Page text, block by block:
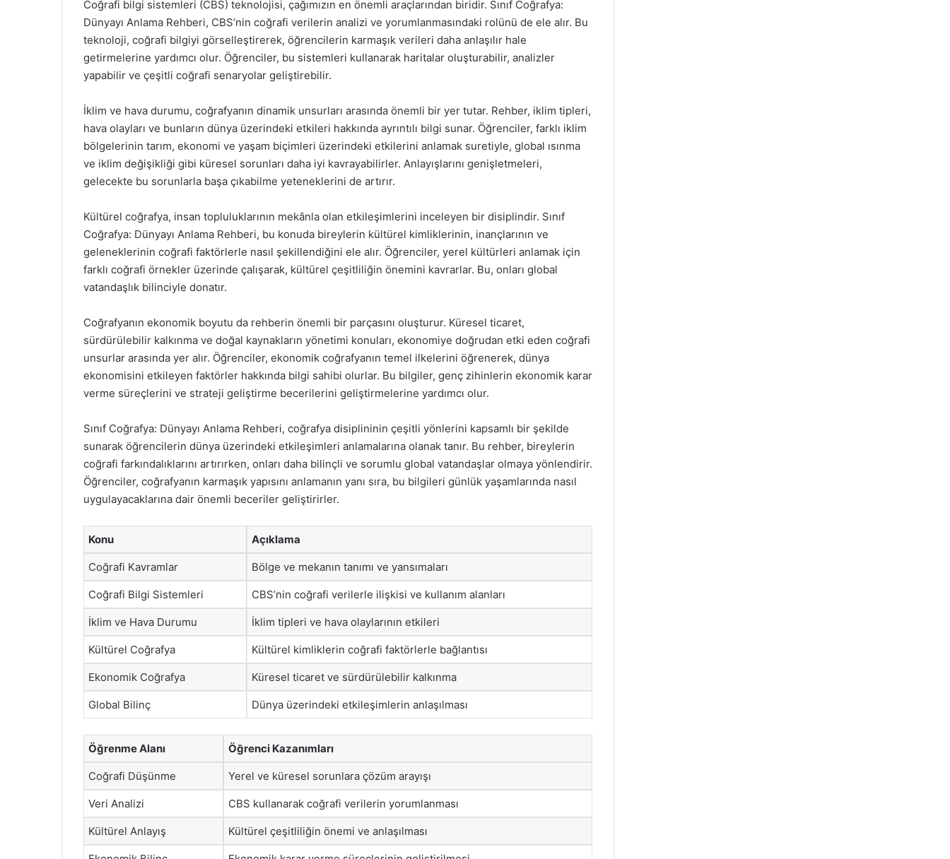
Coğrafi bilgi sistemleri (CBS) teknolojisi, çağımızın en önemli araçlarından biridir. Sınıf Coğrafya:
Dünyayı Anlama Rehberi, CBS’nin coğrafi verilerin analizi ve yorumlanmasındaki rolünü de ele alır. Bu
teknoloji, coğrafi bilgiyi görselleştirerek, öğrencilerin karmaşık verileri daha anlaşılır hale
getirmelerine yardımcı olur. Öğrenciler, bu sistemleri kullanarak haritalar oluşturabilir, analizler
yapabilir ve çeşitli coğrafi senaryolar geliştirebilir.
İklim ve hava durumu, coğrafyanın dinamik unsurları arasında önemli bir yer tutar. Rehber, iklim tipleri,
hava olayları ve bunların dünya üzerindeki etkileri hakkında ayrıntılı bilgi sunar. Öğrenciler, farklı iklim
bölgelerinin tarım, ekonomi ve yaşam biçimleri üzerindeki etkilerini anlamak suretiyle, global ısınma
ve iklim değişikliği gibi küresel sorunları daha iyi kavrayabilirler. Anlayışlarını genişletmeleri,
gelecekte bu sorunlarla başa çıkabilme yeteneklerini de artırır.
Kültürel coğrafya, insan topluluklarının mekânla olan etkileşimlerini inceleyen bir disiplindir. Sınıf
Coğrafya: Dünyayı Anlama Rehberi, bu konuda bireylerin kültürel kimliklerinin, inançlarının ve
geleneklerinin coğrafi faktörlerle nasıl şekillendiğini ele alır. Öğrenciler, yerel kültürleri anlamak için
farklı coğrafi örnekler üzerinde çalışarak, kültürel çeşitliliğin önemini kavrarlar. Bu, onları global
vatandaşlık bilinciyle donatır.
Coğrafyanın ekonomik boyutu da rehberin önemli bir parçasını oluşturur. Küresel ticaret,
sürdürülebilir kalkınma ve doğal kaynakların yönetimi konuları, ekonomiye doğrudan etki eden coğrafi
unsurlar arasında yer alır. Öğrenciler, ekonomik coğrafyanın temel ilkelerini öğrenerek, dünya
ekonomisini etkileyen faktörler hakkında bilgi sahibi olurlar. Bu bilgiler, genç zihinlerin ekonomik karar
verme süreçlerini ve strateji geliştirme becerilerini geliştirmelerine yardımcı olur.
Sınıf Coğrafya: Dünyayı Anlama Rehberi, coğrafya disiplininin çeşitli yönlerini kapsamlı bir şekilde
sunarak öğrencilerin dünya üzerindeki etkileşimleri anlamalarına olanak tanır. Bu rehber, bireylerin
coğrafi farkındalıklarını artırırken, onları daha bilinçli ve sorumlu global vatandaşlar olmaya yönlendirir.
Öğrenciler, coğrafyanın karmaşık yapısını anlamanın yanı sıra, bu bilgileri günlük yaşamlarında nasıl
uygulayacaklarına dair önemli beceriler geliştirirler.
Konu Açıklama
Coğrafi Kavramlar Bölge ve mekanın tanımı ve yansımaları
Coğrafi Bilgi Sistemleri CBS’nin coğrafi verilerle ilişkisi ve kullanım alanları
İklim ve Hava Durumu İklim tipleri ve hava olaylarının etkileri
Kültürel Coğrafya Kültürel kimliklerin coğrafi faktörlerle bağlantısı
Ekonomik Coğrafya Küresel ticaret ve sürdürülebilir kalkınma
Global Bilinç Dünya üzerindeki etkileşimlerin anlaşılması
Öğrenme Alanı Öğrenci Kazanımları
Coğrafi Düşünme Yerel ve küresel sorunlara çözüm arayışı
Veri Analizi CBS kullanarak coğrafi verilerin yorumlanması
Kültürel Anlayış Kültürel çeşitliliğin önemi ve anlaşılması